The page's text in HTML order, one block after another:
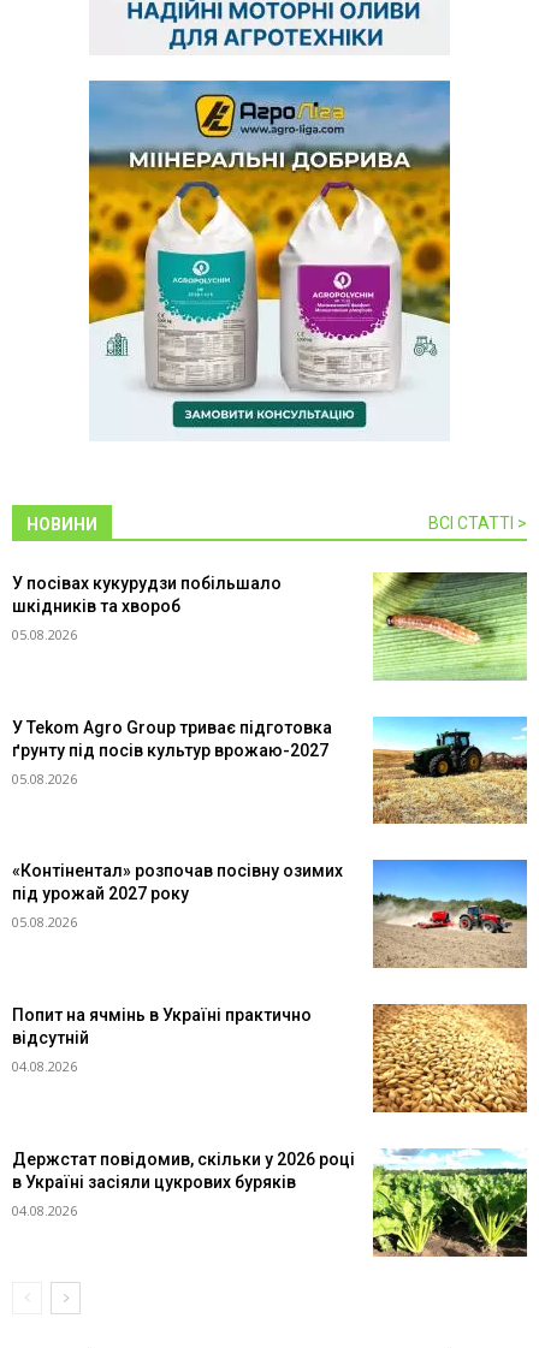
НОВИНИ ВСІ СТАТТІ >
У посівах кукурудзи побільшало
шкідників та хвороб
05.08.2026
У Tekom Agro Group триває підготовка
ґрунту під посів культур врожаю-2027
05.08.2026
«Контінентал» розпочав посівну озимих
під урожай 2027 року
05.08.2026
Попит на ячмінь в Україні практично
відсутній
04.08.2026
Держстат повідомив, скільки у 2026 році
в Україні засіяли цукрових буряків
04.08.2026